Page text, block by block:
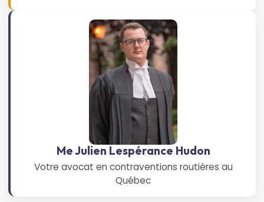
Me Julien Lespérance Hudon
Votre avocat en contraventions routières au
Québec